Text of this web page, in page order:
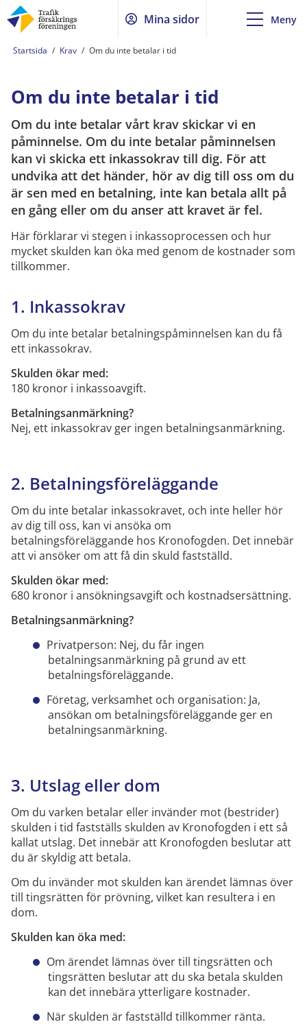
Mina sidor Meny
Startsida / Krav / Om du inte betalar i tid
Om du inte betalar i tid
Om du inte betalar vårt krav skickar vi en
påminnelse. Om du inte betalar påminnelsen
kan vi skicka ett inkassokrav till dig. För att
undvika att det händer, hör av dig till oss om du
är sen med en betalning, inte kan betala allt på
en gång eller om du anser att kravet är fel.
Här förklarar vi stegen i inkassoprocessen och hur
mycket skulden kan öka med genom de kostnader som
tillkommer.
1. Inkassokrav
Om du inte betalar betalningspåminnelsen kan du få
ett inkassokrav.
Skulden ökar med:
180 kronor i inkassoavgift.
Betalningsanmärkning?
Nej, ett inkassokrav ger ingen betalningsanmärkning.
2. Betalningsföreläggande
Om du inte betalar inkassokravet, och inte heller hör
av dig till oss, kan vi ansöka om
betalningsföreläggande hos Kronofogden. Det innebär
att vi ansöker om att få din skuld fastställd.
Skulden ökar med:
680 kronor i ansökningsavgift och kostnadsersättning.
Betalningsanmärkning?
Privatperson: Nej, du får ingen
betalningsanmärkning på grund av ett
betalningsföreläggande.
Företag, verksamhet och organisation: Ja,
ansökan om betalningsföreläggande ger en
betalningsanmärkning.
3. Utslag eller dom
Om du varken betalar eller invänder mot(bestrider)
skulden i tid fastställs skulden av Kronofogden i ettså
kallat utslag. Det innebär att Kronofogden beslutar att
du är skyldig att betala.
Om du invänder mot skulden kan ärendet lämnas över
till tingsrätten för prövning, vilket kan resultera i en
dom.
Skulden kan öka med:
Om ärendet lämnas över till tingsrätten och
tingsrätten beslutaratt du ska betala skulden
kan det innebära ytterligare kostnader.
När skulden är fastställd tillkommer ränta.